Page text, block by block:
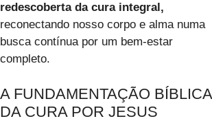
redescoberta da cura integral,
reconectando nosso corpo e alma numa
busca contínua por um bem-estar
completo.
A FUNDAMENTAÇÃO BÍBLICA
DA CURA POR JESUS